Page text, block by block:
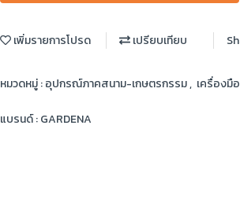
เพิ่มรายการโปรด เปรียบเทียบ
หมวดหมู่ :อุปกรณ์ภาคสนาม-เกษตรกรรม, เครื่องมื
แบรนด์ :GARDENA